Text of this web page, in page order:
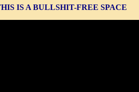
IS A BULLSHIT-FREE SPACE